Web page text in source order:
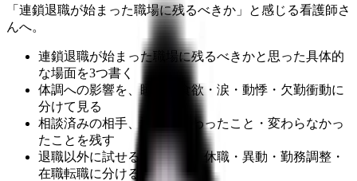
「連鎖退職が始まった職場に残るべきか」と感じる看護師さ
んへ。
連鎖退職が始まった職場に残るべきかと思った具体的
な場面を3つ書く
体調への影響を、睡眠・食欲・涙・動悸・欠勤衝動に
分けて見る
相談済みの相手、返答、変わったこと・変わらなかっ
たことを残す
退職以外に試せる選択肢を、休職・異動・勤務調整・
在職転職に分ける